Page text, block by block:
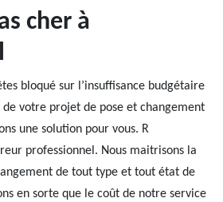
cher à
bloqué sur l’insuffisance budgétaire
votre projet de pose et changement
une solution pour vous. R
professionnel. Nous maitrisons la
de tout type et tout état de
en sorte que le coût de notre service